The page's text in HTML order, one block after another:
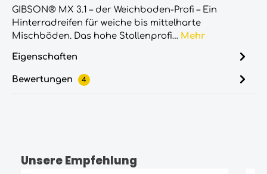
GIBSON® MX 3.1 – der Weichboden-Profi – Ein
Hinterradreifen für weiche bis mittelharte
Mischböden. Das hohe Stollenprofi… Mehr
Eigenschaften
Bewertungen 4
Produktgalerie überspringen
Unsere Empfehlung